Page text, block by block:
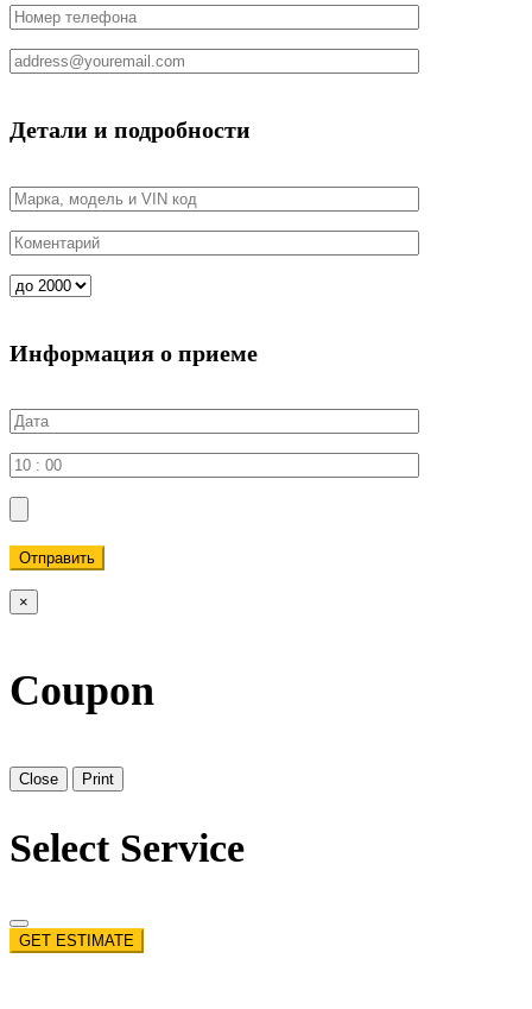
Детали и подробности
Информация о приеме
Отправить
×
Coupon
Close Print
Select Service
GET ESTIMATE